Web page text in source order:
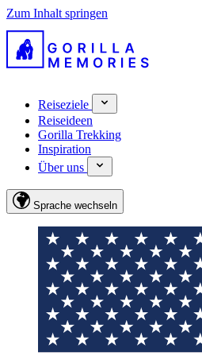
Zum Inhalt springen
Reiseziele
Reiseideen
Gorilla Trekking
Inspiration
Über uns
Sprache wechseln